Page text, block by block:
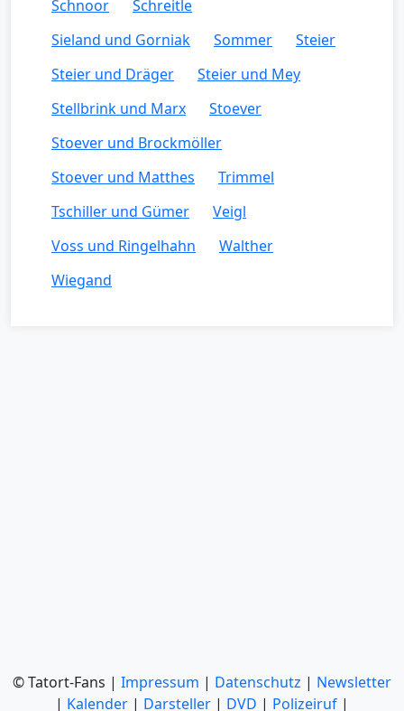
Schnoor
Schreitle
Sieland und Gorniak
Sommer
Steier
Steier und Dräger
Steier und Mey
Stellbrink und Marx
Stoever
Stoever und Brockmöller
Stoever und Matthes
Trimmel
Tschiller und Gümer
Veigl
Voss und Ringelhahn
Walther
Wiegand
© Tatort-Fans | Impressum | Datenschutz | Newsletter
| Kalender | Darsteller | DVD | Polizeiruf |